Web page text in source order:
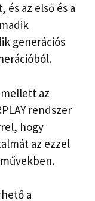
és az első és a
generációs
az
rendszer
hogy
az ezzel
a